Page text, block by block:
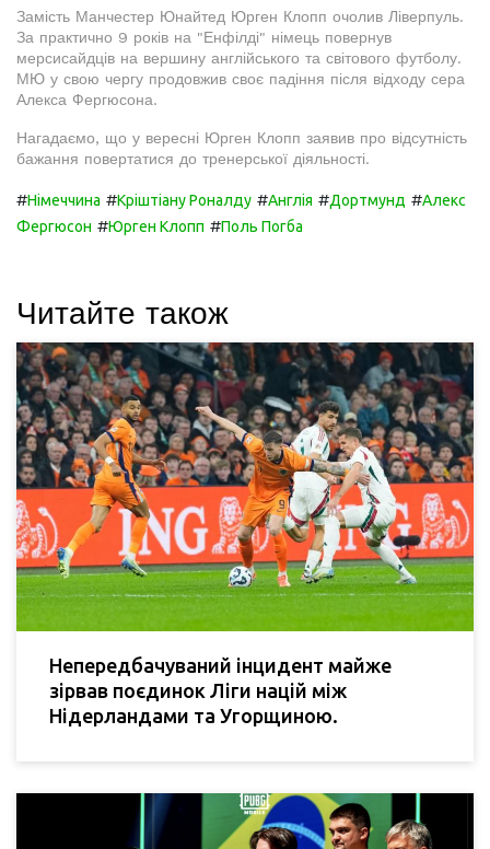
Замість Манчестер Юнайтед Юрген Клопп очолив Ліверпуль.
За практично 9 років на "Енфілді" німець повернув
мерсисайдців на вершину англійського та світового футболу.
МЮ у свою чергу продовжив своє падіння після відходу сера
Алекса Фергюсона.
Нагадаємо, що у вересні Юрген Клопп заявив про відсутність
бажання повертатися до тренерської діяльності.
#Німеччина #Кріштіану Роналду #Англія #Дортмунд #Алекс
Фергюсон #Юрген Клопп #Поль Погба
Читайте також
Непередбачуваний інцидент майже
зірвав поєдинок Ліги націй між
Нідерландами та Угорщиною.